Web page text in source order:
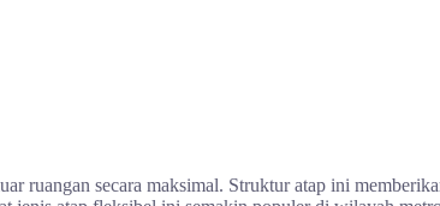
ruangan secara maksimal. Struktur atap ini